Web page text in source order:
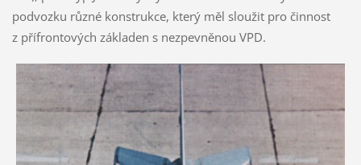
podvozku různé konstrukce, který měl sloužit pro činnost
z přífrontových základen s nezpevněnou VPD.